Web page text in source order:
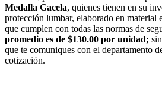
Medalla Gacela, quienes tienen en su
protección lumbar, elaborado en material
que cumplen con todas las normas de
promedio es de $130.00 por unidad;
que te comuniques con el departamento
cotización.